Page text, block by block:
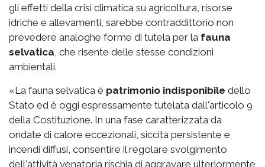
gli effetti della crisi climatica su agricoltura, risorse
idriche e allevamenti, sarebbe contraddittorio non
prevedere analoghe forme di tutela per la fauna
selvatica, che risente delle stesse condizioni
ambientali.
«La fauna selvatica è patrimonio indisponibile dello
Stato ed è oggi espressamente tutelata dall'articolo 9
della Costituzione. In una fase caratterizzata da
ondate di calore eccezionali, siccità persistente e
incendi diffusi, consentire il regolare svolgimento
dell'attività venatoria rischia di aggravare ulteriormente